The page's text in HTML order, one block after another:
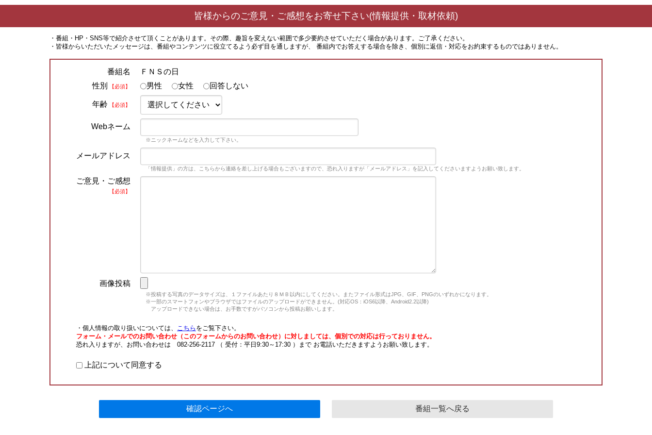
皆様からのご意見・ご感想をお寄せ下さい(情報提供・取材依頼)
・番組・HP・SNS等で紹介させて頂くことがあります。その際、趣旨を変えない範囲で多少要約させていただく場合があります。ご了承ください。
・皆様からいただいたメッセージは、番組やコンテンツに役立てるよう必ず目を通しますが、 番組内でお答えする場合を除き、個別に返信・対応をお約束するものではありません。
番組名
ＦＮＳの日
性別
【必須】 男性 女性 回答しない
年齢 【必須】
Webネーム
※ニックネームなどを入力して下さい。
メールアドレス
「情報提供」の方は、こちらから連絡を差し上げる場合もございますので、恐れ入りますが「メールアドレス」を記入してくださいますようお願い致します。
ご意見・ご感想
【必須】
画像投稿
※投稿する写真のデータサイズは、１ファイルあたり８ＭＢ以内にしてください。またファイル形式はJPG、GIF、PNGのいずれかになります。
※一部のスマートフォンやブラウザではファイルのアップロードができません。(対応OS：iOS6以降、Android2.2以降)
アップロードできない場合は、お手数ですがパソコンから投稿お願いします。
・個人情報の取り扱いについては、 こちら をご覧下さい。
フォーム・メールでのお問い合わせ（このフォームからのお問い合わせ）に対しましては、個別での対応は行っておりません。
恐れ入りますが、お問い合わせは 082-256-2117 （ 受付：平日9:30～17:30 ）まで お電話いただきますようお願い致します。
上記について同意する
確認ページへ 番組一覧へ戻る